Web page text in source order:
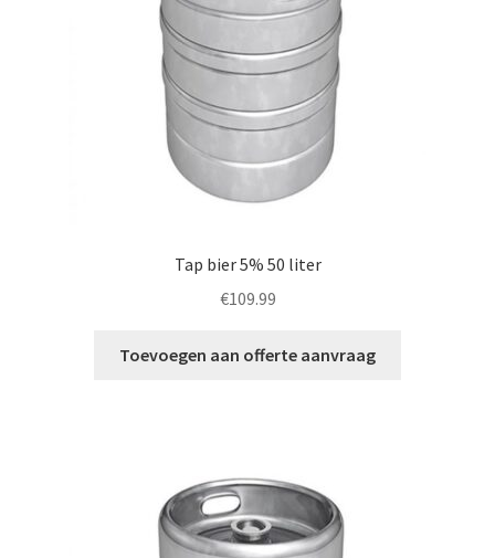
Tap bier 5% 50 liter
€109.99
Toevoegen aan offerte aanvraag